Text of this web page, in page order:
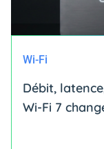
Wi-Fi
Débit,
Wi-Fi 7